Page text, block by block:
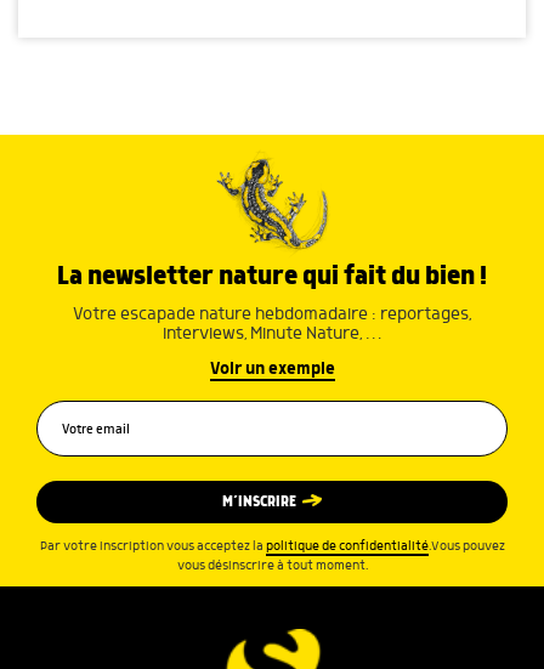
La newsletter nature qui fait du bien !
Votre escapade nature hebdomadaire : reportages,
interviews, Minute Nature, …
Voir un exemple
M’INSCRIRE
Par votre inscription vous acceptez la politique de confidentialité.Vous pouvez
vous désinscrire à tout moment.